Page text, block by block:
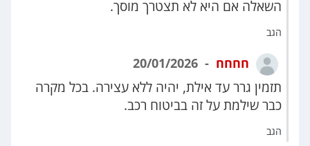
השאלה אם היא לא תצטרך מוסך.
הגב
חחחח
תזמין גרר עד אילת, יהיה ללא עצירה. בכל מקרה
כבר שילמת על זה בביטוח רכב.
הגב